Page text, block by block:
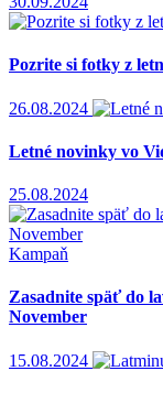
Pozrite si fotky z
26.08.2024
Letné novinky vo
25.08.2024
Kampaň
Zasadnite späť do
November
15.08.2024